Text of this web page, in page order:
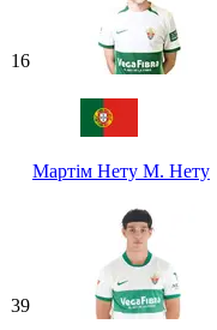
16
Мартім Нету М. Нету
39